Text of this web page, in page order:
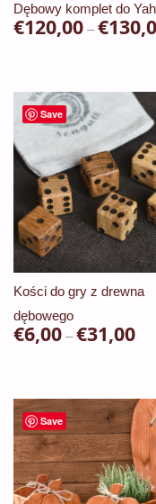
produktu
Dębowy komplet do
€120,00 – €
wiele
Opcje
można
wybrać
na
Save
Kości do gry z drewna
dębowego
€6,00 – €31,00
do
ma
wiele
Opcje
Save